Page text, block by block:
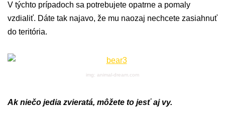
V týchto prípadoch sa potrebujete opatrne a pomaly
vzdialiť. Dáte tak najavo, že mu naozaj nechcete zasiahnuť
do teritória.
img: animal-dream.com
Ak niečo jedia zvieratá, môžete to jesť aj vy.